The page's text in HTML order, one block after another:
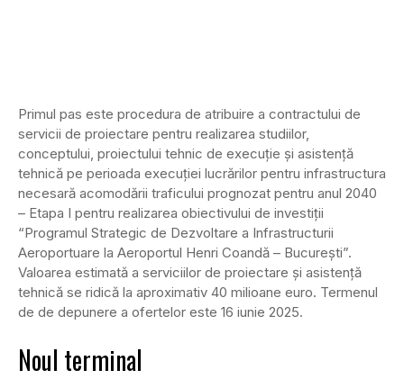
Primul pas este procedura de atribuire a contractului de
servicii de proiectare pentru realizarea studiilor,
conceptului, proiectului tehnic de execuție și asistență
tehnică pe perioada execuției lucrărilor pentru infrastructura
necesară acomodării traficului prognozat pentru anul 2040
– Etapa I pentru realizarea obiectivului de investiții
“Programul Strategic de Dezvoltare a Infrastructurii
Aeroportuare la Aeroportul Henri Coandă – București”.
Valoarea estimată a serviciilor de proiectare și asistență
tehnică se ridică la aproximativ 40 milioane euro. Termenul
de de depunere a ofertelor este 16 iunie 2025.
Noul terminal